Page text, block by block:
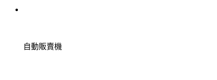
自動販賣機